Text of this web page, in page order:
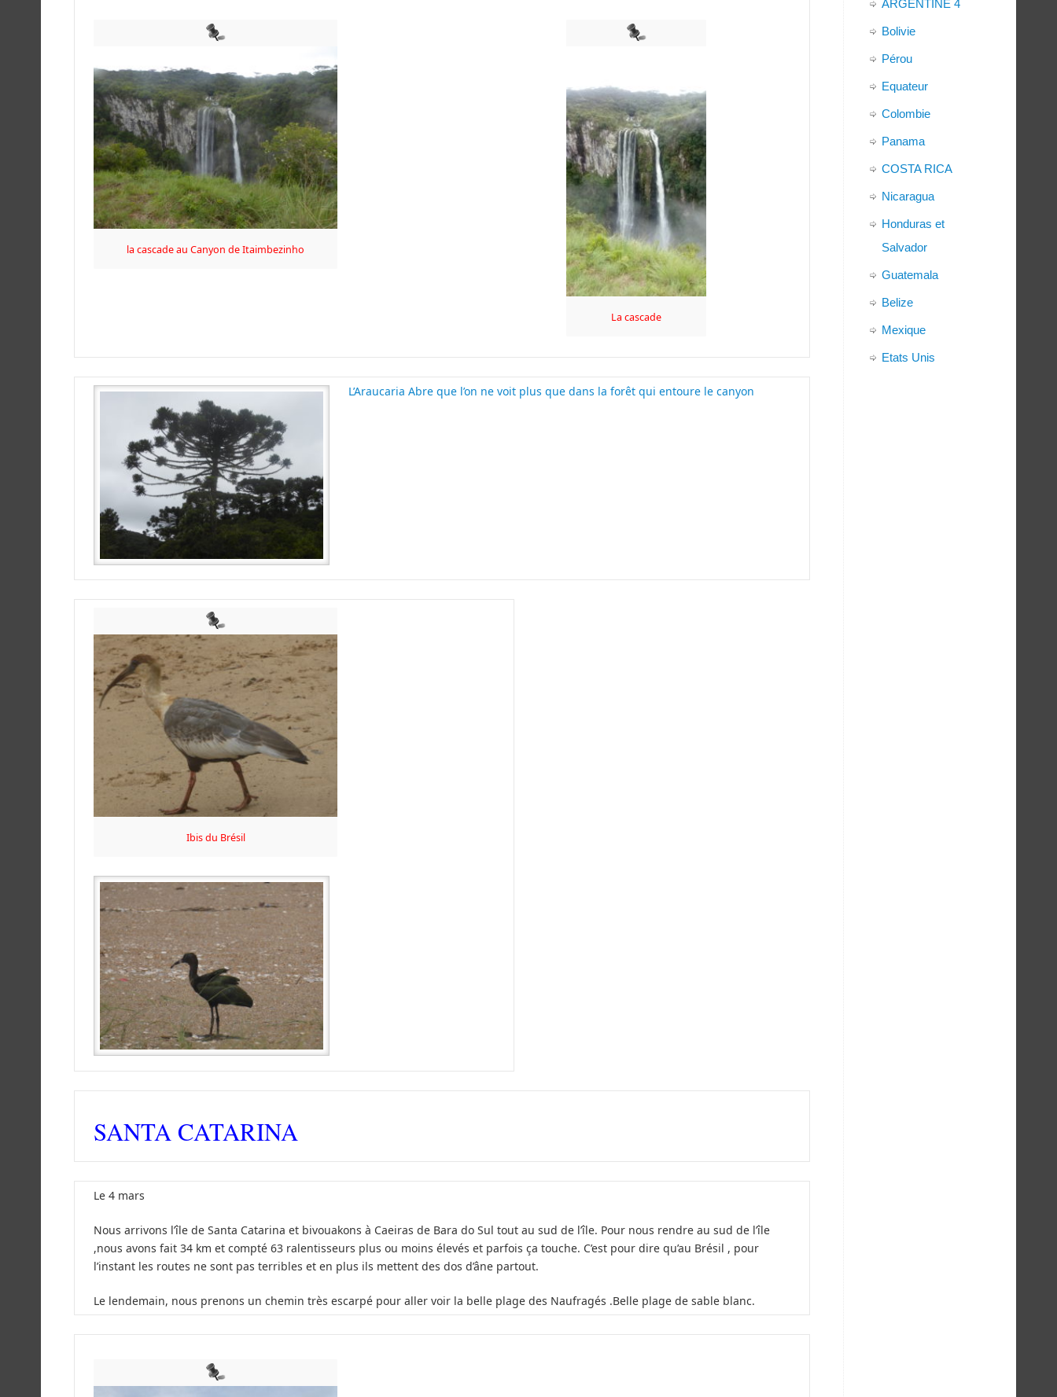
la cascade au Canyon de Itaimbezinho
La cascade
L’Araucaria Abre que l’on ne voit plus que dans la forêt qui entoure le canyon
Ibis du Brésil
SANTA CATARINA
Le 4 mars
Nous arrivons l’île de Santa Catarina et bivouakons à Caeiras de Bara do Sul tout au sud de l’île. Pour nous rendre au sud de l’île
,nous avons fait 34 km et compté 63 ralentisseurs plus ou moins élevés et parfois ça touche. C’est pour dire qu’au Brésil , pour
l’instant les routes ne sont pas terribles et en plus ils mettent des dos d’âne partout.
Le lendemain, nous prenons un chemin très escarpé pour aller voir la belle plage des Naufragés .Belle plage de sable blanc.
ARGENTINE 4
Bolivie
Pérou
Equateur
Colombie
Panama
COSTA RICA
Nicaragua
Honduras et
Salvador
Guatemala
Belize
Mexique
Etats Unis